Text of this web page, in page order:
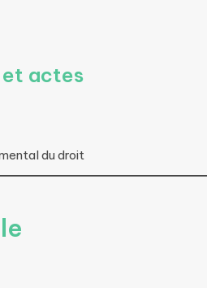
et actes
du droit